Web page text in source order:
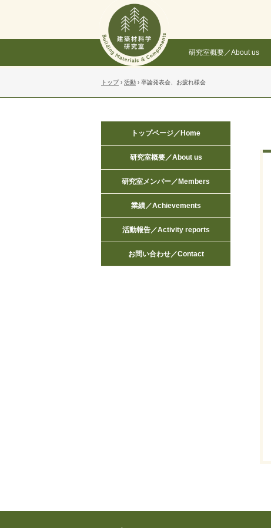
研究室概要／About us
トップ › 活動 › 卒論発表会、お疲れ様会
トップページ／Home
研究室概要／About us
研究室メンバー／Members
業績／Achievements
活動報告／Activity reports
お問い合わせ／Contact